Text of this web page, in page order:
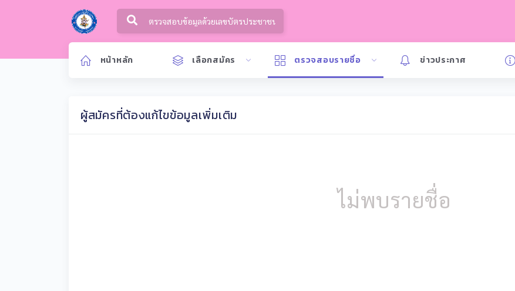
หน้าหลัก เลือกสมัคร ตรวจสอบรายชื่อ ข่าวประกาศ
ผู้สมัครที่ต้องแก้ไขข้อมูลเพิ่มเติม
ไม่พบรายชื่อ